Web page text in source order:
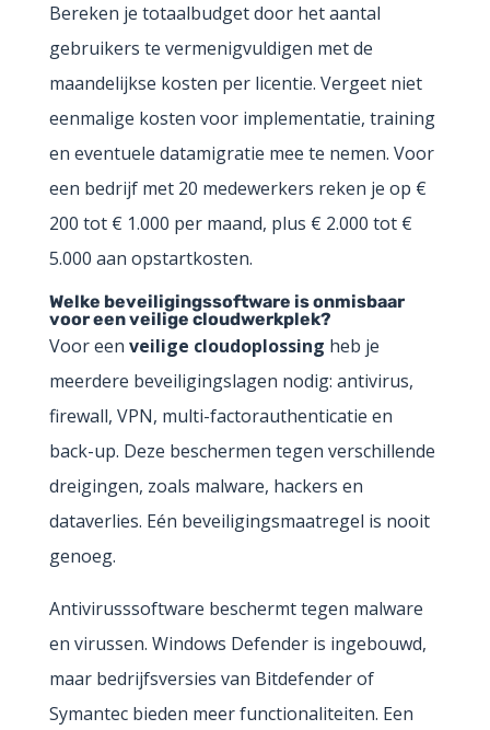
Bereken je totaalbudget door het aantal
gebruikers te vermenigvuldigen met de
maandelijkse kosten per licentie. Vergeet niet
eenmalige kosten voor implementatie, training
en eventuele datamigratie mee te nemen. Voor
een bedrijf met 20 medewerkers reken je op €
200 tot € 1.000 per maand, plus € 2.000 tot €
5.000 aan opstartkosten.
Welke beveiligingssoftware is onmisbaar
voor een veilige cloudwerkplek?
Voor een veilige cloudoplossing heb je
meerdere beveiligingslagen nodig: antivirus,
firewall, VPN, multi-factorauthenticatie en
back-up. Deze beschermen tegen verschillende
dreigingen, zoals malware, hackers en
dataverlies. Eén beveiligingsmaatregel is nooit
genoeg.
Antivirusssoftware beschermt tegen malware
en virussen. Windows Defender is ingebouwd,
maar bedrijfsversies van Bitdefender of
Symantec bieden meer functionaliteiten. Een